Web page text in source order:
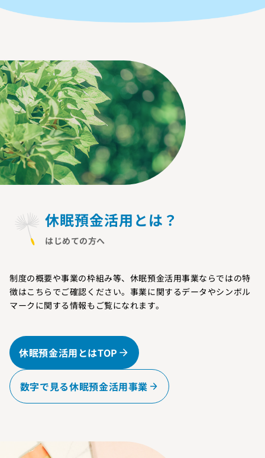
休眠預金活用とは？
はじめての方へ
制度の概要や事業の枠組み等、休眠預金活用事業ならではの特
徴はこちらでご確認ください。事業に関するデータやシンボル
マークに関する情報もご覧になれます。
休眠預金活用とはTOP
数字で見る休眠預金活用事業